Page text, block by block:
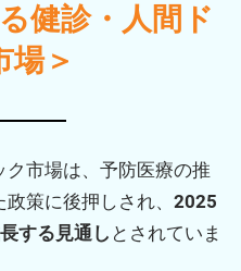
健診・人間ド
場＞
市場は、予防医療の推
策に後押しされ、 2025
する見通し とされていま